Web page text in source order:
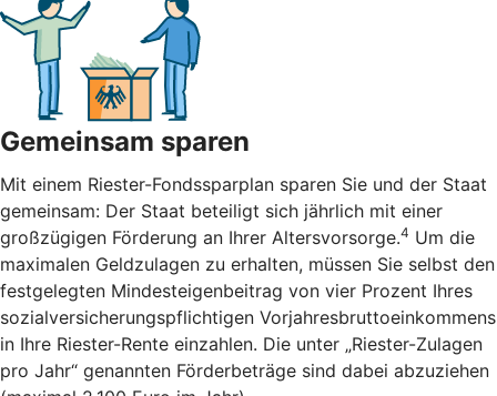
Gemeinsam sparen
Mit einem Riester-Fondssparplan sparen Sie und der Staat
gemeinsam: Der Staat beteiligt sich jährlich mit einer
großzügigen Förderung an Ihrer Altersvorsorge.4 Um die
maximalen Geldzulagen zu erhalten, müssen Sie selbst den
festgelegten Mindesteigenbeitrag von vier Prozent Ihres
sozialversicherungspflichtigen Vorjahresbruttoeinkommens
in Ihre Riester-Rente einzahlen. Die unter „Riester-Zulagen
pro Jahr“ genannten Förderbeträge sind dabei abzuziehen